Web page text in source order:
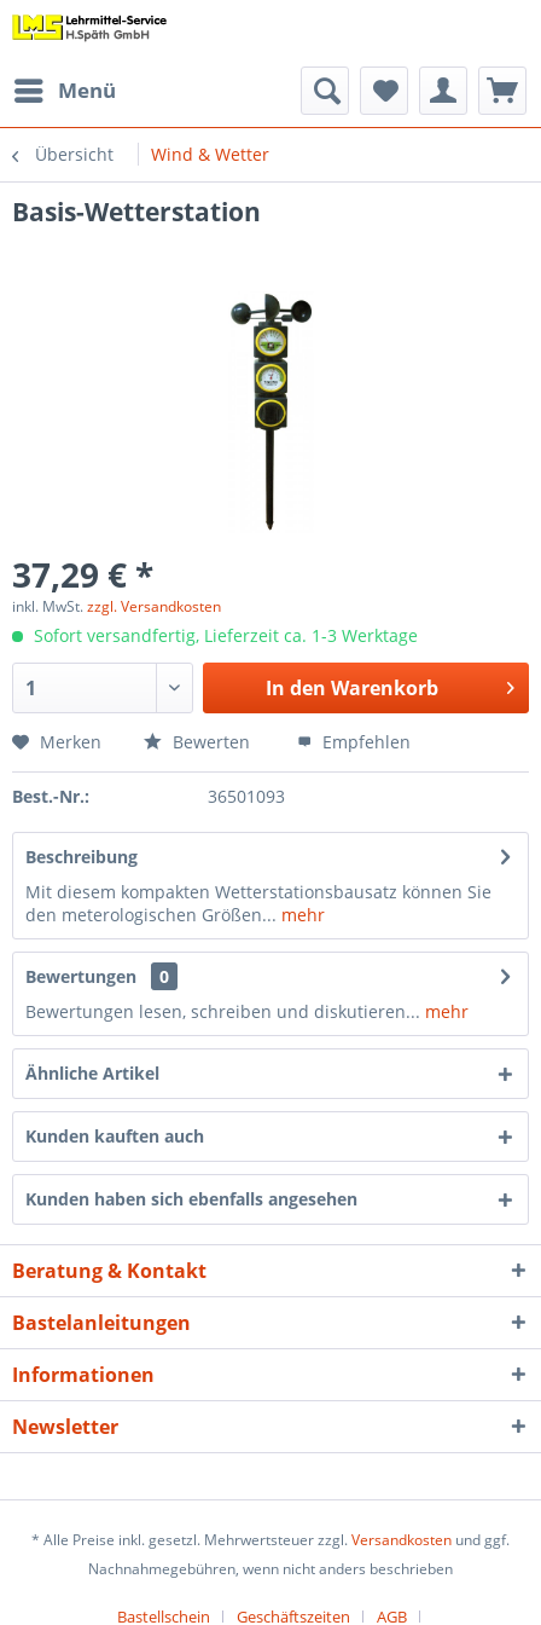
Menü
Übersicht Wind & Wetter
Basis-Wetterstation
37,29 € *
inkl. MwSt.zzgl. Versandkosten
Sofort versandfertig, Lieferzeit ca. 1-3 Werktage
In den Warenkorb
Merken Bewerten Empfehlen
Best.-Nr.: 36501093
Beschreibung
Mit diesem kompakten Wetterstationsbausatz können Sie
den meterologischen Größen... mehr
Bewertungen
0
Bewertungen lesen, schreiben und diskutieren... mehr
Ähnliche Artikel
Kunden kauften auch
Kunden haben sich ebenfalls angesehen
Beratung & Kontakt
Bastelanleitungen
Informationen
Newsletter
* Alle Preise inkl. gesetzl. Mehrwertsteuer zzgl.Versandkosten und ggf.
Nachnahmegebühren, wenn nicht anders beschrieben
Bastellschein Geschäftszeiten AGB